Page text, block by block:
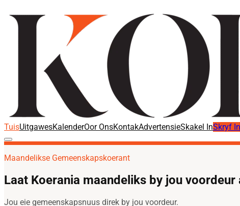
TuisUitgawesKalenderOor OnsKontakAdvertensieSkakel InSkryf In
Maandelikse Gemeenskapskoerant
Laat Koerania maandeliks by jou voordeur
Jou eie gemeenskapsnuus direk by jou voordeur.